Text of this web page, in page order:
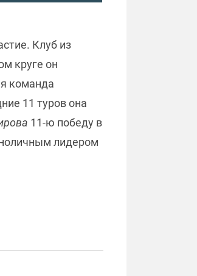
Клуб из
круге он
команда
11 туров она
11-ю победу в
лидером